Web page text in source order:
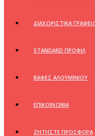
ΔΙΑΧΩΡΙΣΤΙΚΑ
STANDARD ΠΡΟΦΙΛ
ΒΑΦΕΣ ΑΛΟΥΜΙΝΙΟΥ
ΕΠΙΚΟΙΝΩΝΙΑ
ΖΗΤΗΣΤΕ ΠΡΟΣΦΟΡΑ